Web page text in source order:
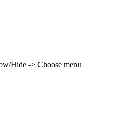
Hide -> Choose menu